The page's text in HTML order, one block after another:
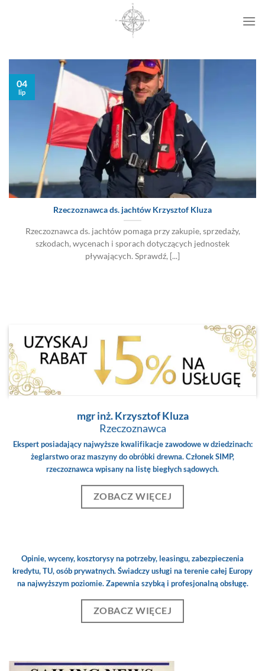
Rzeczoznawca ds. jachtów Krzysztof Kluza
Rzeczoznawca ds. jachtów pomaga przy zakupie, sprzedaży,
szkodach, wycenach i sporach dotyczących jednostek
pływających. Sprawdź, [...]
04
lip
mgr inż. Krzysztof Kluza
Rzeczoznawca
Ekspert posiadający najwyższe kwalifikacje zawodowe w dziedzinach:
żeglarstwo oraz maszyny do obróbki drewna. Członek SIMP,
rzeczoznawca wpisany na listę biegłych sądowych.
ZOBACZ WIĘCEJ
Opinie, wyceny, kosztorysy na potrzeby, leasingu, zabezpieczenia
kredytu, TU, osób prywatnych. Świadczy usługi na terenie całej Europy
na najwyższym poziomie. Zapewnia szybką i profesjonalną obsługę.
ZOBACZ WIĘCEJ